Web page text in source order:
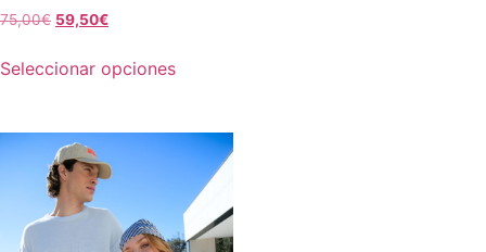
75,00€ 59,50€
Seleccionar opciones